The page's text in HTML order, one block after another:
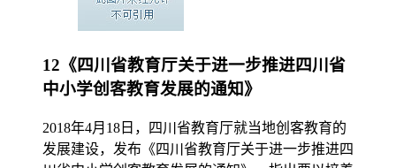
12《四川省教育厅关于进一步推进四川省
中小学创客教育发展的通知》
2018年4月18日，四川省教育厅就当地创客教育的
发展建设，发布《四川省教育厅关于进一步推进四